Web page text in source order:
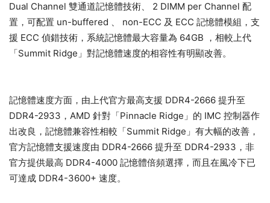
Dual Channel 雙通道記憶體技術、 2 DIMM per Channel 配
置，可配置 un-buffered 、 non-ECC 及 ECC 記憶體模組，支
援 ECC 偵錯技術，系統記憶體最大容量為 64GB ，相較上代
「Summit Ridge」對記憶體速度的相容性有明顯改善。
記憶體速度方面，由上代官方最高支援 DDR4-2666 提升至
DDR4-2933，AMD 針對「Pinnacle Ridge」的 IMC 控制器作
出改良，記憶體兼容性相較「Summit Ridge」有大幅的改善，
官方記憶體支援速度由 DDR4-2666 提升至 DDR4-2933，非
官方提供最高 DDR4-4000 記憶體倍頻選擇，而且在風冷下已
可達成 DDR4-3600+ 速度。